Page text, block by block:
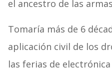
el ancestro de las
Tomaría más de 6
aplicación civil de los
las ferias de